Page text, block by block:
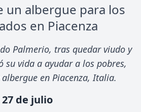
un albergue para los
en Piacenza
Palmerio, tras quedar viudo y
su vida a ayudar a los pobres,
en Piacenza, Italia.
27 de julio